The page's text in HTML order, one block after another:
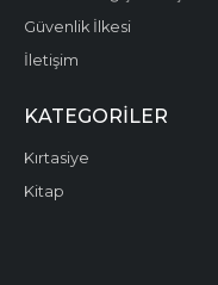
Güvenlik İlkesi
İletişim
KATEGORILER
Kırtasiye
Kitap